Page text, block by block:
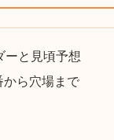
ーと見頃予想
から穴場まで